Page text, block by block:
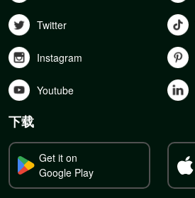
Twitter
Instagram
Youtube
下载
Get it on
Google Play